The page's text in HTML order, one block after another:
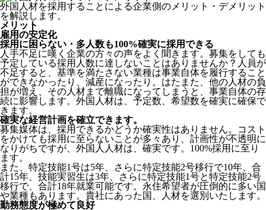
外国人材を採用することによる企業側のメリット・デメリット
を解説します。
メリット
雇用の安定化
採用に困らない・多人数も100%確実に採用できる
人手不足に嘆く企業の方々の声をよく聞きます。募集をしても
予定している採用人数に達しないことはありませんか？人員が
不足すると、基準を満たさない業種は事業自体を履行すること
ができなかったり、減産になったり。はたまた、他の人材の負
担が増え、その人材まで離職になってしまうと、事業自体の存
続に影響します。 外国人材は、予定数、希望数を確実に確保で
きます。
確実な経営計画を確立できます。
募集媒体は、採用できるかどうか確実性はありません。コスト
をかけても採用に至らないことが多々あり、計画性が不透明に
なりがちですが、外国人人材は、確実です。100%採用に至り
ます。
また、特定技能1号は5年、さらに特定技能2号移行で10年、合
計15年、技能実習生は3年、さらに特定技能1号と特定技能2号
移行で、合計18年就業可能です。永住希望者が圧倒的に多い国
や業種もあります。貴社にあった国、人材を選別いたします。
勤務態度が極めて良好